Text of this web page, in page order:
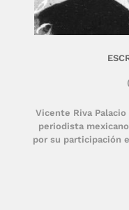
Vicente Riva
periodista
por su participación